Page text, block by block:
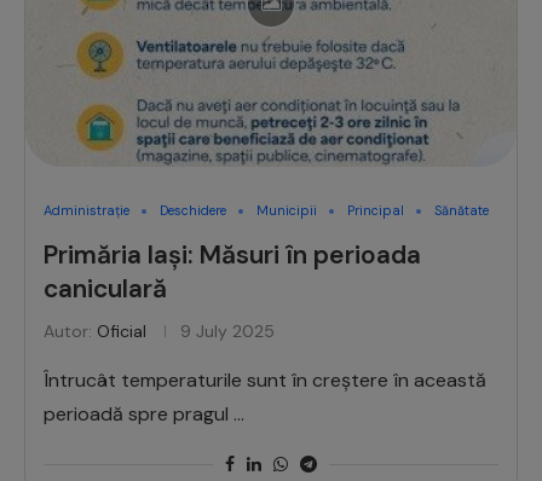
Administrație Deschidere Municipii Principal Sănătate
Primăria Iași: Măsuri în perioada
caniculară
Autor: Oficial 9 July 2025
Întrucât temperaturile sunt în creștere în această
perioadă spre pragul …